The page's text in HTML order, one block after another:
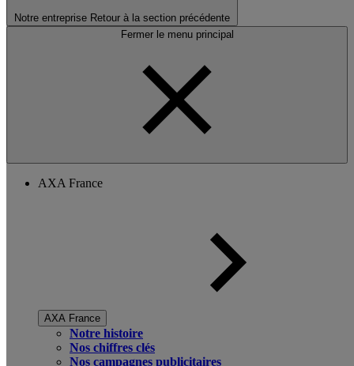
Notre entreprise Retour à la section précédente
Fermer le menu principal
AXA France
AXA France
Notre histoire
Nos chiffres clés
Nos campagnes publicitaires